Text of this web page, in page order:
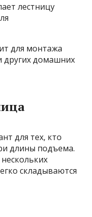
лестницу
для монтажа
других домашних
для тех, кто
длины подъема.
складываются